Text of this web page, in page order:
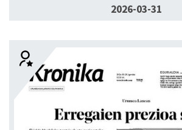
2026-03-31